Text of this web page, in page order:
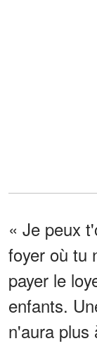
« Je peux
foyer où tu
payer le
enfants.
n'aura plus